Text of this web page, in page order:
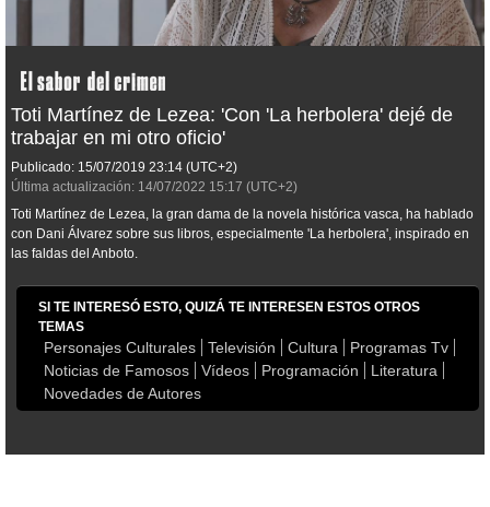
Toti Martínez de Lezea: 'Con 'La herbolera' dejé de
trabajar en mi otro oficio'
Publicado: 15/07/2019 23:14 (UTC+2)
Última actualización: 14/07/2022 15:17 (UTC+2)
Toti Martínez de Lezea, la gran dama de la novela histórica vasca, ha hablado
con Dani Álvarez sobre sus libros, especialmente 'La herbolera', inspirado en
las faldas del Anboto.
SI TE INTERESÓ ESTO, QUIZÁ TE INTERESEN ESTOS OTROS
TEMAS
Personajes Culturales Televisión Cultura
Programas Tv
Noticias de Famosos
Vídeos Programación
Literatura
Novedades de Autores